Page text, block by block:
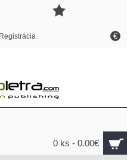
€
0 ks - 0.00€